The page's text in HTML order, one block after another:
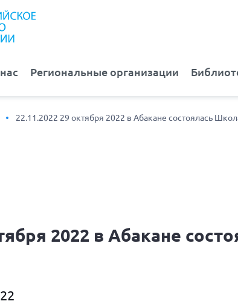
Региональные организации
22.11.2022 29 октября 2022 в Абакане состоялась
2022 в Абакане